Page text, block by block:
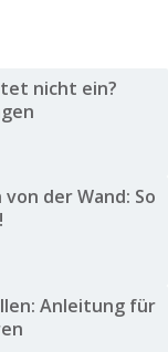
nicht ein?
der Wand: So
Anleitung für